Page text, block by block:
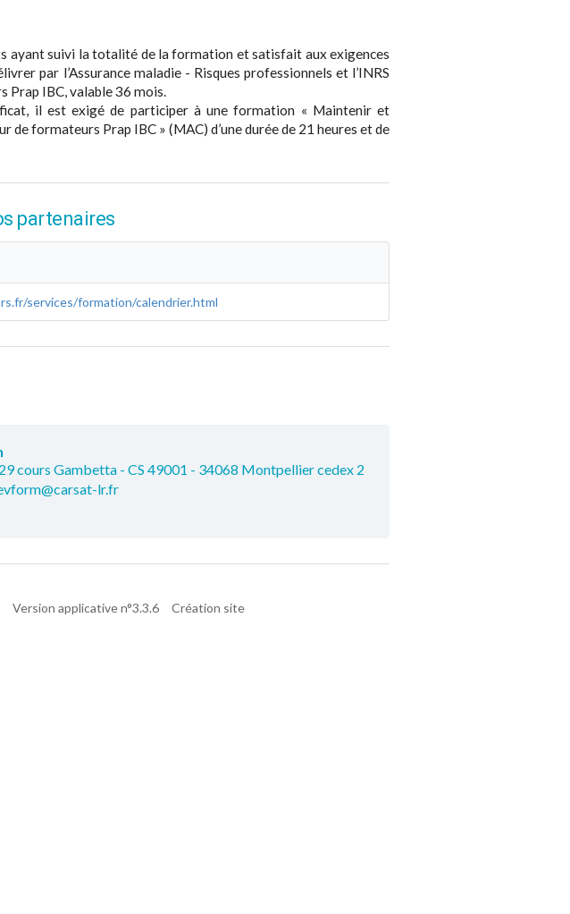
ayant suivi la totalité de la formation et satisfait aux exigences
par l’Assurance maladie - Risques professionnels et l’INRS
IBC, valable 36 mois.
il est exigé de participer à une formation « Maintenir et
de formateurs Prap IBC » (MAC) d’une durée de 21 heures et de
partenaires
services/formation/calendrier.html
cours Gambetta - CS 49001 - 34068 Montpellier cedex 2
lr.fr
Version applicative n°3.3.6 Création site